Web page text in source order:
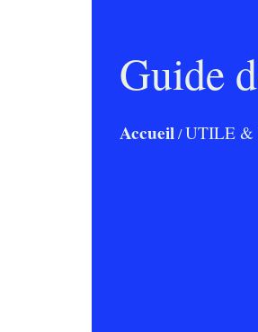
Guide
Accueil/UTILE &